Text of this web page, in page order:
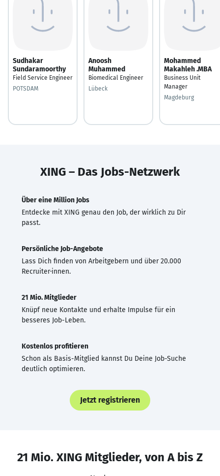
Sudhakar
Sundaramoorthy
Field Service Engineer
POTSDAM
Anoosh
Muhammed
Biomedical Engineer
Lübeck
Mohammed
Makahleh .MBA
Business Unit
Manager
Magdeburg
XING – Das Jobs-Netzwerk
Über eine Million Jobs
Entdecke mit XING genau den Job, der wirklich zu Dir
passt.
Persönliche Job-Angebote
Lass Dich finden von Arbeitgebern und über 20.000
Recruiter·innen.
21 Mio. Mitglieder
Knüpf neue Kontakte und erhalte Impulse für ein
besseres Job-Leben.
Kostenlos profitieren
Schon als Basis-Mitglied kannst Du Deine Job-Suche
deutlich optimieren.
Jetzt registrieren
21 Mio. XING Mitglieder, von A bis Z